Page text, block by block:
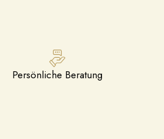
Persönliche Beratung